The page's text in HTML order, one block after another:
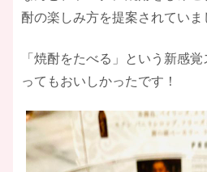
酎の楽しみ方を提案されていま
「焼酎をたべる」という新感
ってもおいしかったです！